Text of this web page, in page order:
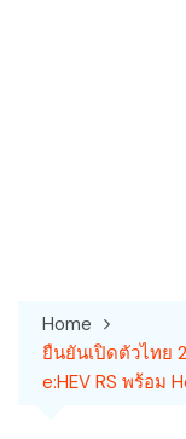
Home
ยืนยันเปิดตัวไทย
e:HEV RS พร้อม